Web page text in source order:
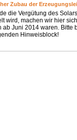
Zubau der
die Vergütung des
wird, machen wir hier
ab Juni 2014 waren. Bitte
Hinweisblock!